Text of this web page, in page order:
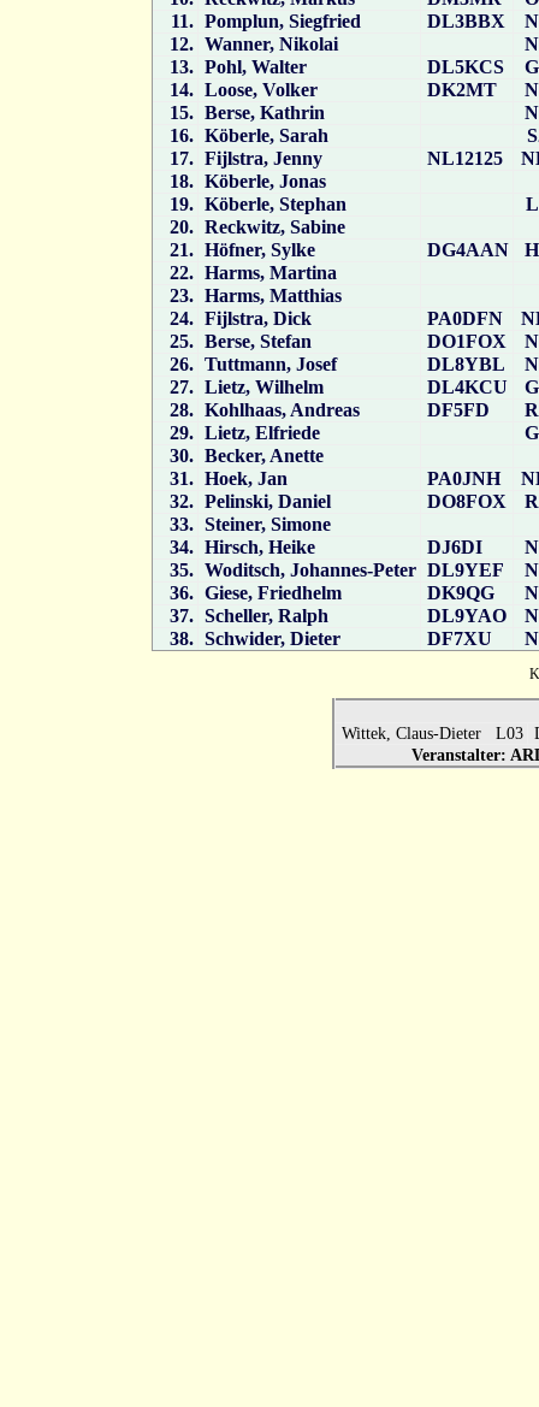
11. Pomplun, Siegfried DL3BBX
12. Wanner, Nikolai
13. Pohl, Walter DL5KCS
14. Loose, Volker DK2MT
15. Berse, Kathrin
16. Köberle, Sarah
17. Fijlstra, Jenny NL12125
18. Köberle, Jonas
19. Köberle, Stephan
20. Reckwitz, Sabine
21. Höfner, Sylke DG4AAN
22. Harms, Martina
23. Harms, Matthias
24. Fijlstra, Dick PA0DFN
25. Berse, Stefan DO1FOX
26. Tuttmann, Josef DL8YBL
27. Lietz, Wilhelm DL4KCU
28. Kohlhaas, Andreas DF5FD
29. Lietz, Elfriede
30. Becker, Anette
31. Hoek, Jan PA0JNH
32. Pelinski, Daniel DO8FOX
33. Steiner, Simone
34. Hirsch, Heike DJ6DI
35. Woditsch, Johannes-Peter DL9YEF
36. Giese, Friedhelm DK9QG
37. Scheller, Ralph DL9YAO
38. Schwider, Dieter DF7XU
Wittek, Claus-Dieter L03
Veranstalter: